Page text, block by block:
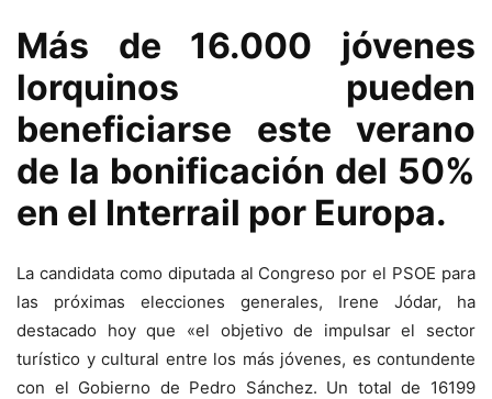
Más de 16.000 jóvenes
lorquinos pueden
beneficiarse este verano
de la bonificación del 50%
en el Interrail por Europa.
La candidata como diputada al Congreso por el PSOE para
las próximas elecciones generales, Irene Jódar, ha
destacado hoy que «el objetivo de impulsar el sector
turístico y cultural entre los más jóvenes, es contundente
con el Gobierno de Pedro Sánchez. Un total de 16199